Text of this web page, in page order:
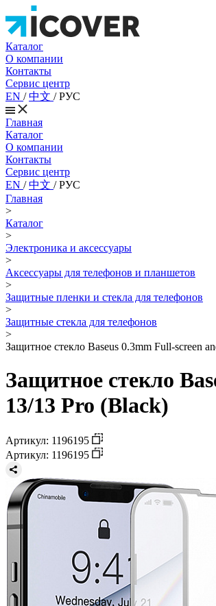
Каталог
О компании
Контакты
Сервис центр
EN /中文 /РУС
Главная
Каталог
О компании
Контакты
Сервис центр
EN /中文 /РУС
Главная
>
Каталог
>
Электроника и аксессуары
>
Аксессуары для телефонов и планшетов
>
Защитные пленки и стекла для телефонов
>
Защитные стекла для телефонов
>
Защитное стекло Baseus 0.3mm Full-screen
Защитное стекло
13/13 Pro (Black)
Артикул: 1196195
Артикул: 1196195